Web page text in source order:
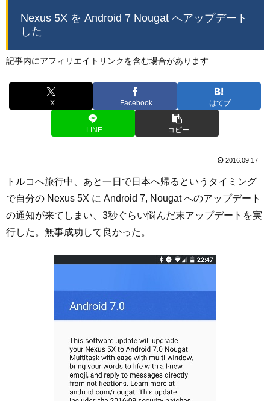
Nexus 5X を Android 7 Nougat へアップデート
した
記事内にアフィリエイトリンクを含む場合があります
X Facebook はてブ
LINE コピー
2016.09.17
トルコへ旅行中、あと一日で日本へ帰るというタイミング
で自分の Nexus 5X に Android 7, Nougat へのアップデート
の通知が来てしまい、3秒ぐらい悩んだ末アップデートを実
行した。無事成功して良かった。